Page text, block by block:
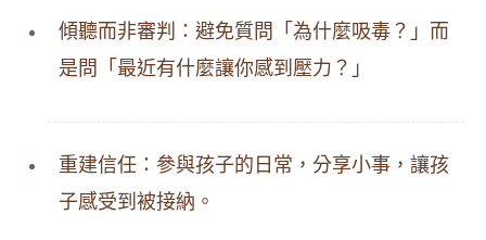
傾聽而非審判：避免質問「為什麼吸毒？」而
是問「最近有什麼讓你感到壓力？」
重建信任：參與孩子的日常，分享小事，讓孩
子感受到被接納。